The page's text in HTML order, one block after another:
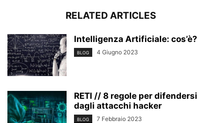
RELATED ARTICLES
Intelligenza Artificiale: cos’è?
BLOG 4 Giugno 2023
RETI // 8 regole per difendersi
dagli attacchi hacker
BLOG 7 Febbraio 2023